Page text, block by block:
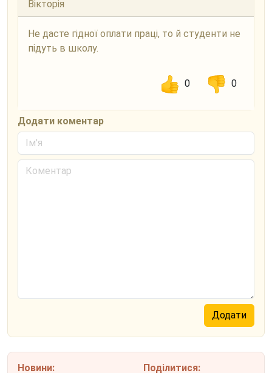
Вікторія
Не дасте гідної оплати праці, то й студенти не
підуть в школу.
0 0
Додати коментар
Новини: Поділитися: